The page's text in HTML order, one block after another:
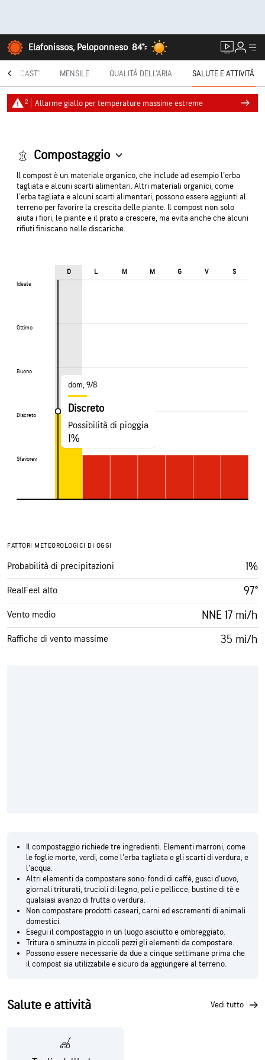
Elafonissos, Peloponneso 84°F
MENSILE QUALITÀ DELL'ARIA SALUTE E ATTIVITÀ
2 Allarme giallo per temperature massime estreme
Compostaggio
Il compost è un materiale organico, che include ad esempio l'erba
tagliata e alcuni scarti alimentari. Altri materiali organici, come
l'erba tagliata e alcuni scarti alimentari, possono essere aggiunti al
terreno per favorire la crescita delle piante. Il compost non solo
aiuta i fiori, le piante e il prato a crescere, ma evita anche che alcuni
rifiuti finiscano nelle discariche.
Ideale
Ottimo
Buono
Discreto
Sfavorev.
D L M M G V S
Ideale
Ottimo
Buono
Discreto
Sfavorev.
dom, 9/8
Discreto
Possibilità di pioggia
1%
FATTORI METEOROLOGICI DI OGGI
Probabilità di precipitazioni 1%
RealFeel alto 97°
Vento medio NNE 17 mi/h
Raffiche di vento massime 35 mi/h
Il compostaggio richiede tre ingredienti. Elementi marroni, come
le foglie morte, verdi, come l'erba tagliata e gli scarti di verdura, e
l'acqua.
Altri elementi da compostare sono: fondi di caffè, gusci d'uovo,
giornali triturati, trucioli di legno, peli e pellicce, bustine di tè e
qualsiasi avanzo di frutta o verdura.
Non compostare prodotti caseari, carni ed escrementi di animali
domestici.
Esegui il compostaggio in un luogo asciutto e ombreggiato.
Tritura o sminuzza in piccoli pezzi gli elementi da compostare.
Possono essere necessarie da due a cinque settimane prima che
il compost sia utilizzabile e sicuro da aggiungere al terreno.
Salute e attività vedi tutto